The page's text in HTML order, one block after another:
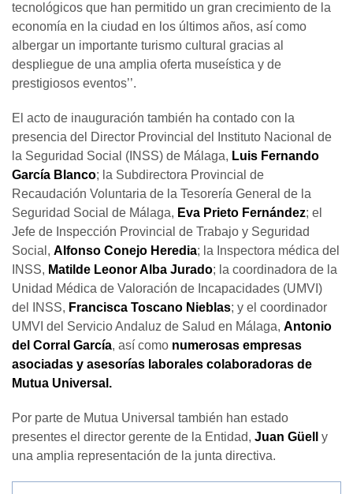
tecnológicos que han permitido un gran crecimiento de la
economía en la ciudad en los últimos años, así como
albergar un importante turismo cultural gracias al
despliegue de una amplia oferta museística y de
prestigiosos eventos’’.
El acto de inauguración también ha contado con la
presencia del Director Provincial del Instituto Nacional de
la Seguridad Social (INSS) de Málaga, Luis Fernando
García Blanco; la Subdirectora Provincial de
Recaudación Voluntaria de la Tesorería General de la
Seguridad Social de Málaga, Eva Prieto Fernández; el
Jefe de Inspección Provincial de Trabajo y Seguridad
Social, Alfonso Conejo Heredia; la Inspectora médica del
INSS, Matilde Leonor Alba Jurado; la coordinadora de la
Unidad Médica de Valoración de Incapacidades (UMVI)
del INSS, Francisca Toscano Nieblas; y el coordinador
UMVI del Servicio Andaluz de Salud en Málaga, Antonio
del Corral García, así como numerosas empresas
asociadas y asesorías laborales colaboradoras de
Mutua Universal.
Por parte de Mutua Universal también han estado
presentes el director gerente de la Entidad, Juan Güell
y
una amplia representación de la junta directiva.